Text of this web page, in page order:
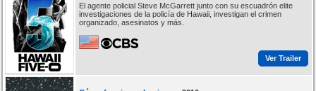
El agente policial Steve McGarrett junto con su escuadrón elite
investigaciones de la policía de Hawaii, investigan el crimen
organizado, asesinatos y más.
Ver Trailer